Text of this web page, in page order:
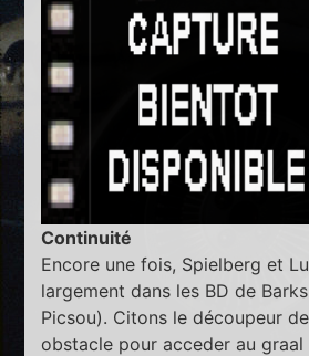
Continuité
Encore une fois, Spielberg et
largement dans les BD de
Picsou). Citons le découpeur
obstacle pour acceder au